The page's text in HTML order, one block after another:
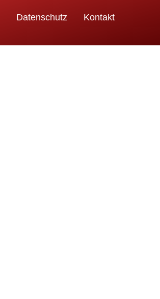
Datenschutz Kontakt